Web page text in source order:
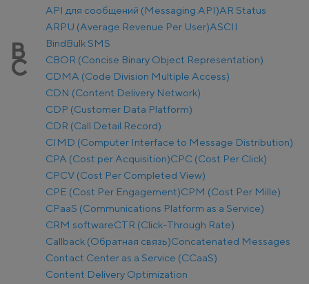
API для сообщений (Messaging API)AR Status
ARPU (Average Revenue Per User)ASCII
B BindBulk SMS
C
CBOR (Concise Binary Object Representation)
CDMA (Code Division Multiple Access)
CDN (Content Delivery Network)
CDP (Customer Data Platform)
CDR (Call Detail Record)
CIMD (Computer Interface to Message Distribution)
CPA (Cost per Acquisition)CPC (Cost Per Click)
CPCV (Cost Per Completed View)
CPE (Cost Per Engagement)CPM (Cost Per Mille)
CPaaS (Communications Platform as a Service)
CRM softwareCTR (Click-Through Rate)
Callback (Обратная связь)Concatenated Messages
Contact Center as a Service (CCaaS)
Content Delivery Optimization